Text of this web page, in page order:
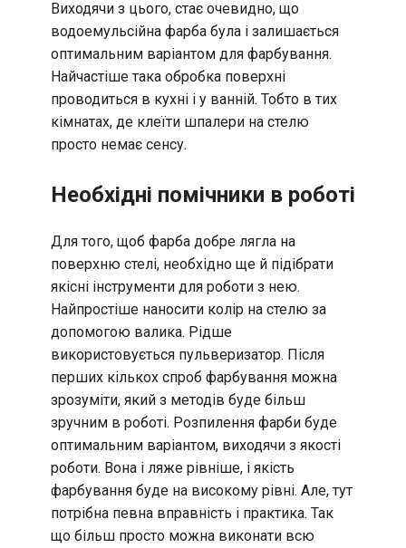
Виходячи з цього, стає очевидно, що
водоемульсійна фарба була і залишається
оптимальним варіантом для фарбування.
Найчастіше така обробка поверхні
проводиться в кухні і у ванній. Тобто в тих
кімнатах, де клеїти шпалери на стелю
просто немає сенсу.
Необхідні помічники в роботі
Для того, щоб фарба добре лягла на
поверхню стелі, необхідно ще й підібрати
якісні інструменти для роботи з нею.
Найпростіше наносити колір на стелю за
допомогою валика. Рідше
використовується пульверизатор. Після
перших кількох спроб фарбування можна
зрозуміти, який з методів буде більш
зручним в роботі. Розпилення фарби буде
оптимальним варіантом, виходячи з якості
роботи. Вона і ляже рівніше, і якість
фарбування буде на високому рівні. Але, тут
потрібна певна вправність і практика. Так
що більш просто можна виконати всю